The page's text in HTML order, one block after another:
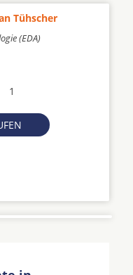
Tühscher
(EDA)
1